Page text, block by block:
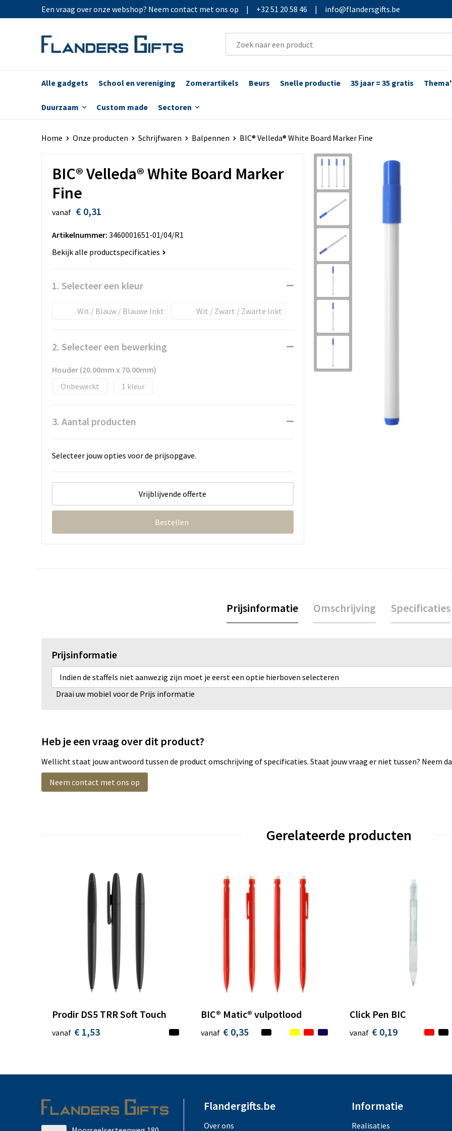
Een vraag over onze webshop? Neem contact met ons op | +32 51 20 58 46 | info@flandersgifts.be
Alle gadgets School en vereniging Zomerartikels Beurs Snelle productie 35 jaar = 35 gratis
Duurzaam Custom made Sectoren
Home Onze producten Schrijfwaren Balpennen BIC® Velleda® White Board Marker Fine
BIC® Velleda® White Board Marker
Fine
vanaf € 0,31
Artikelnummer: 3460001651-01/04/R1
Bekijk alle productspecificaties
1. Selecteer een kleur
Wit / Blauw / Blauwe Inkt Wit / Zwart / Zwarte Inkt
2. Selecteer een bewerking
Houder (20.00mm x 70.00mm)
Onbewerkt
1
3. Aantal producten
Selecteer jouw opties voor de prijsopgave.
Vrijblijvende offerte
Bestellen
Prijsinformatie Omschrijving Specificaties
Prijsinformatie
Indien de staffels niet aanwezig zijn moet je eerst een optie hierboven selecteren
Draai uw mobiel voor de Prijs informatie
Heb je een vraag over dit product?
Wellicht staat jouw antwoord tussen de product omschrijving of specificaties. Staat jouw vraag er niet tussen? Neem
Neem contact met ons op
Gerelateerde producten
Prodir DS5 TRR Soft Touch
vanaf € 1,53
BIC® Matic® vulpotlood
vanaf € 0,35
Click Pen BIC
vanaf € 0,19
Flandergifts.be
Over ons
Informatie
Realisaties